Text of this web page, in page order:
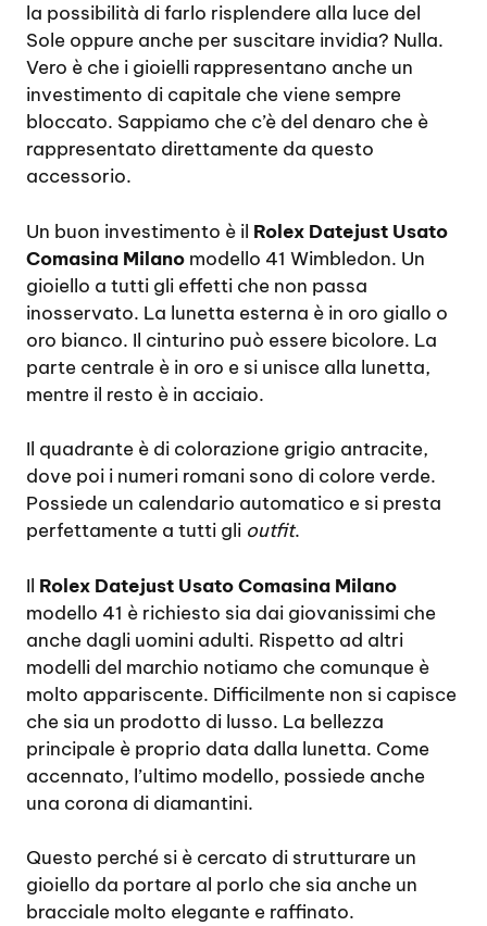
la possibilità di farlo risplendere alla luce del
Sole oppure anche per suscitare invidia? Nulla.
Vero è che i gioielli rappresentano anche un
investimento di capitale che viene sempre
bloccato. Sappiamo che c’è del denaro che è
rappresentato direttamente da questo
accessorio.
Un buon investimento è il Rolex Datejust Usato
Comasina Milano modello 41 Wimbledon. Un
gioiello a tutti gli effetti che non passa
inosservato. La lunetta esterna è in oro giallo o
oro bianco. Il cinturino può essere bicolore. La
parte centrale è in oro e si unisce alla lunetta,
mentre il resto è in acciaio.
Il quadrante è di colorazione grigio antracite,
dove poi i numeri romani sono di colore verde.
Possiede un calendario automatico e si presta
perfettamente a tutti gli outfit.
Il Rolex Datejust Usato Comasina Milano
modello 41 è richiesto sia dai giovanissimi che
anche dagli uomini adulti. Rispetto ad altri
modelli del marchio notiamo che comunque è
molto appariscente. Difficilmente non si capisce
che sia un prodotto di lusso. La bellezza
principale è proprio data dalla lunetta. Come
accennato, l’ultimo modello, possiede anche
una corona di diamantini.
Questo perché si è cercato di strutturare un
gioiello da portare al porlo che sia anche un
bracciale molto elegante e raffinato.